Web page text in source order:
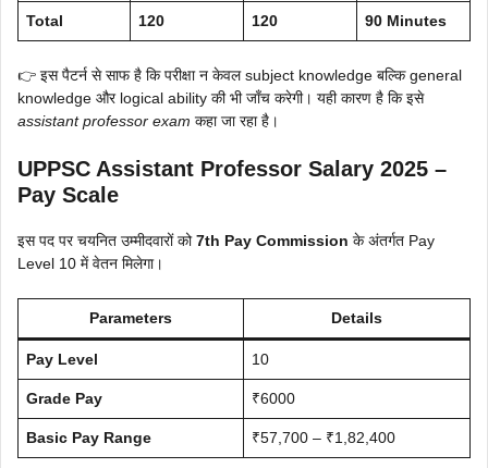
Total 120 120 90 Minutes
👉 इस पैटर्न से साफ है कि परीक्षा न केवल subject knowledge बल्कि general
knowledge और logical ability की भी जाँच करेगी। यही कारण है कि इसे
assistant professor exam कहा जा रहा है।
UPPSC Assistant Professor Salary 2025 –
Pay Scale
इस पद पर चयनित उम्मीदवारों को7th Pay Commission के अंतर्गत Pay
Level 10 में वेतन मिलेगा।
Parameters Details
Pay Level 10
Grade Pay ₹6000
Basic Pay Range ₹57,700 – ₹1,82,400